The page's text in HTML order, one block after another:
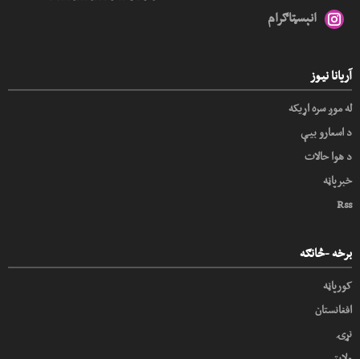
انېسټاګرام
آریانا نیوز
له موږ سره اړیکه
د اسعارو بیې
د هوا حالات
خبرپاڼه
Rss
برخه -څانګه
کورپاڼه
افغانستان
نړۍ